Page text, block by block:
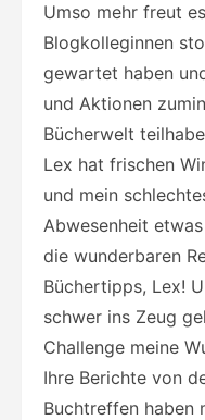
Umso mehr freut
Blogkolleginnen
gewartet haben
und Aktionen
Bücherwelt
Lex hat frischen
und mein
Abwesenheit
die wunderbaren
Büchertipps, Lex!
schwer ins Zeug
Challenge meine
Ihre Berichte von
Buchtreffen haben